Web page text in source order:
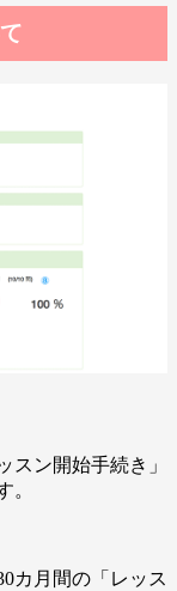
スン開始手続き」
。
カ月間の「レッス